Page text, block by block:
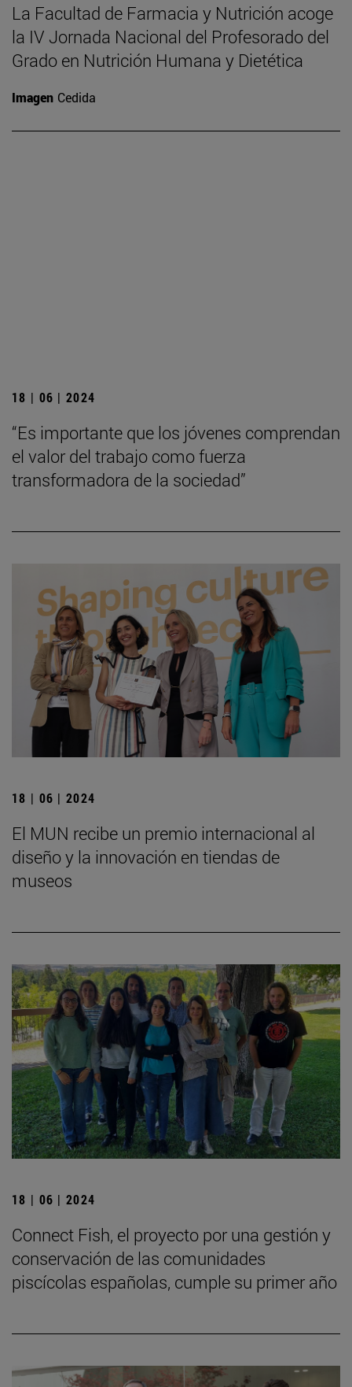
La Facultad de Farmacia y Nutrición acoge
la IV Jornada Nacional del Profesorado del
Grado en Nutrición Humana y Dietética
Imagen Cedida
18 | 06 | 2024
“Es importante que los jóvenes comprendan
el valor del trabajo como fuerza
transformadora de la sociedad”
18 | 06 | 2024
El MUN recibe un premio internacional al
diseño y la innovación en tiendas de
museos
18 | 06 | 2024
Connect Fish, el proyecto por una gestión y
conservación de las comunidades
piscícolas españolas, cumple su primer año